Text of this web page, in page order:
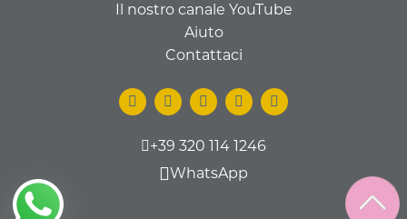
Il nostro canale YouTube
Aiuto
Contattaci
+39 320 114 1246
WhatsApp